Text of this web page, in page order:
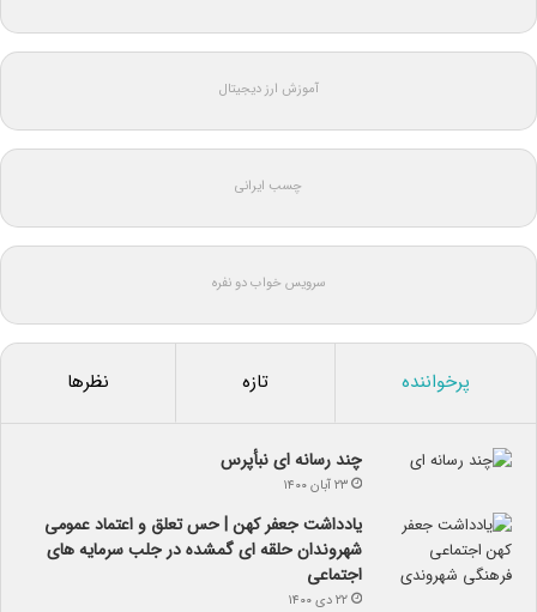
آموزش ارز دیجیتال
چسب ایرانی
سرویس خواب دو نفره
پرخواننده تازه نظرها
چند رسانه ای نبأپرس
۲۳ آبان ۱۴۰۰
یادداشت جعفر کهن | حس تعلق و اعتماد عمومی
شهروندان حلقه ای گمشده در جلب سرمایه های
اجتماعی
۲۲ دی ۱۴۰۰